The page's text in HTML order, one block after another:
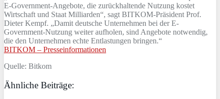
E-Government-Angebote, die zurückhaltende Nutzung kostet
Wirtschaft und Staat Milliarden“, sagt BITKOM-Präsident Prof.
Dieter Kempf. „Damit deutsche Unternehmen bei der E-
Government-Nutzung weiter aufholen, sind Angebote notwendig,
die den Unternehmen echte Entlastungen bringen.“
BITKOM – Presseinformationen
Quelle: Bitkom
Ähnliche Beiträge: